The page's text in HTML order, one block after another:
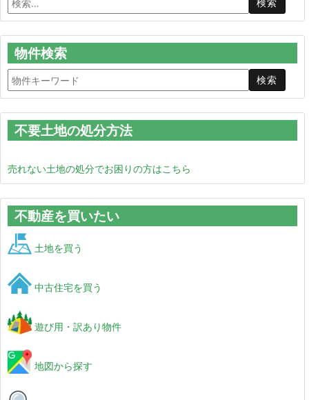
物件検索
不要土地の処分方法
売れない土地の処分でお困りの方はこちら
不動産を買いたい
土地を買う
中古住宅を買う
遊び用・訳あり物件
地図から探す